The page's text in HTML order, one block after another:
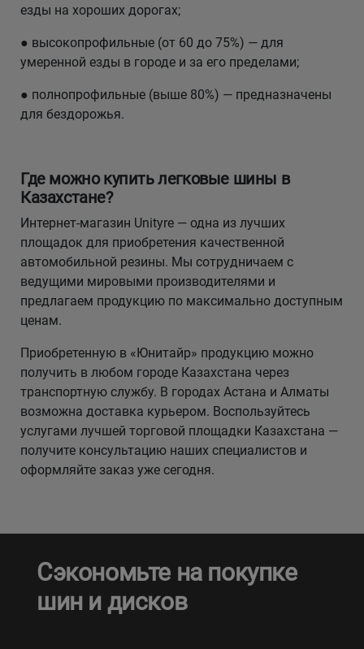
езды на хороших дорогах;
● высокопрофильные (от 60 до 75%) — для
умеренной езды в городе и за его пределами;
● полнопрофильные (выше 80%) — предназначены
для бездорожья.
Где можно купить легковые шины в
Казахстане?
Интернет-магазин Unityre — одна из лучших
площадок для приобретения качественной
автомобильной резины. Мы сотрудничаем с
ведущими мировыми производителями и
предлагаем продукцию по максимально доступным
ценам.
Приобретенную в «Юнитайр» продукцию можно
получить в любом городе Казахстана через
транспортную службу. В городах Астана и Алматы
возможна доставка курьером. Воспользуйтесь
услугами лучшей торговой площадки Казахстана —
получите консультацию наших специалистов и
оформляйте заказ уже сегодня.
Сэкономьте на покупке
шин и дисков